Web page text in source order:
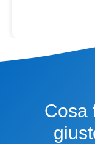
Cosa